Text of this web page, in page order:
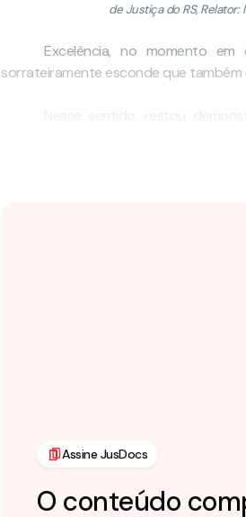
de Justiça do RS, Relator:
Excelência, no momento
sorrateiramente esconde que também
Nesse sentido, restou
Assine JusDocs
O conteúdo